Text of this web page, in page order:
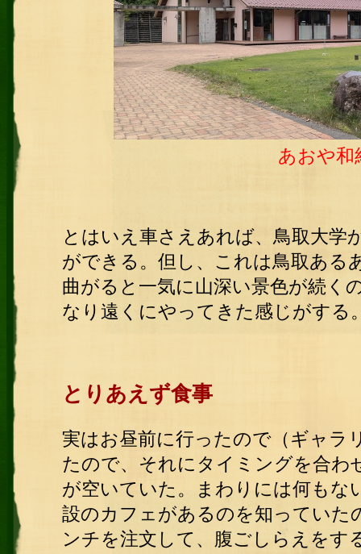
あおや和
とはいえ車さえあれば、鳥取大学
ができる。但し、これは鳥取ある
曲がると一気に山深い景色が続く
なり遠くにやってきた感じがする
とりあえず食事
実はお昼前に行ったので（ギャラ
たので、それにタイミングを合わ
が空いていた。まわりには何もな
設のカフェがあるのを知っていた
ンチを注文して、腹ごしらえをす